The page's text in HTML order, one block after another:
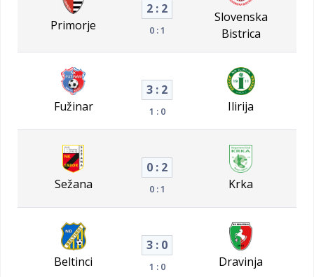
Primorje
2 : 2
0 : 1
Slovenska
Bistrica
Fužinar
3 : 2
1 : 0 Ilirija
Sežana
0 : 2
0 : 1 Krka
Beltinci
3 : 0
1 : 0 Dravinja